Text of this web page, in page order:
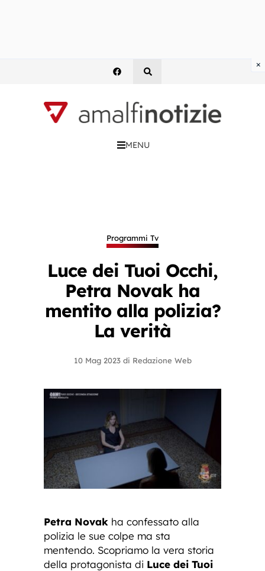
MENU
Programmi Tv
Luce dei Tuoi Occhi,
Petra Novak ha
mentito alla polizia?
La verità
10 Mag 2023 di Redazione Web
Petra Novak ha confessato alla
polizia le sue colpe ma sta
mentendo. Scopriamo la vera storia
della protagonista di Luce dei Tuoi
×